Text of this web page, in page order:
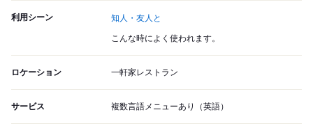
利用シーン 知人・友人と
こんな時によく使われます。
ロケーション 一軒家レストラン
サービス 複数言語メニューあり（英語）